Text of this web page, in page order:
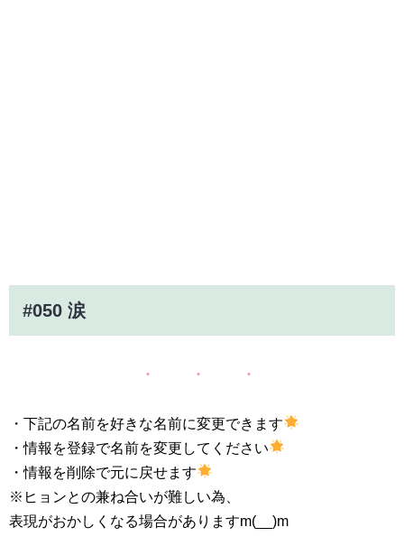
#050 涙
・下記の名前を好きな名前に変更できます
・情報を登録で名前を変更してください
・情報を削除で元に戻せます
※ヒョンとの兼ね合いが難しい為、
表現がおかしくなる場合がありますm(__)m